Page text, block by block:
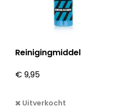
Reinigingmiddel
€ 9,95
Uitverkocht